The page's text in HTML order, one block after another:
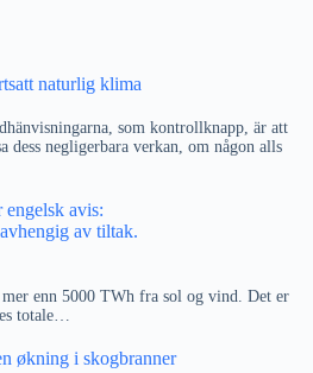
naturlig klima
som kontrollknapp, är att
dess negligerbara verkan, om någon alls
engelsk avis:
av tiltak.
enn 5000 TWh fra sol og vind. Det er
totale…
økning i skogbranner